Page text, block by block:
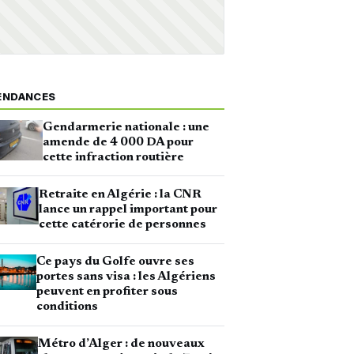
Gendarmerie nationale : une
amende de 4 000 DA pour
cette infraction routière
Retraite en Algérie : la CNR
lance un rappel important pour
cette catérorie de personnes
Ce pays du Golfe ouvre ses
portes sans visa : les Algériens
peuvent en profiter sous
conditions
Métro d’Alger : de nouveaux